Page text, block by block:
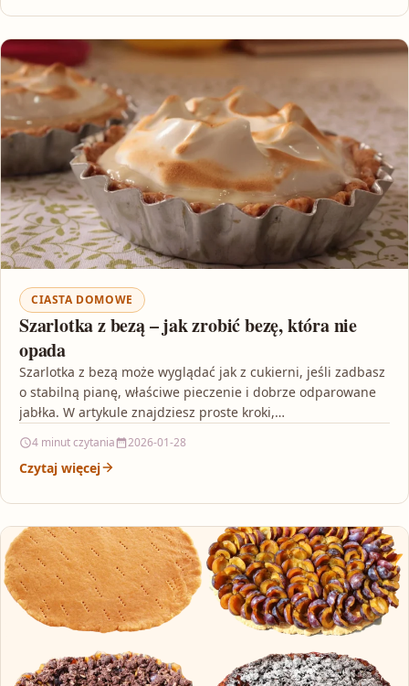
CIASTA DOMOWE
Szarlotka z bezą – jak zrobić bezę, która nie
opada
Szarlotka z bezą może wyglądać jak z cukierni, jeśli zadbasz
o stabilną pianę, właściwe pieczenie i dobrze odparowane
jabłka. W artykule znajdziesz proste kroki,…
4 minut czytania 2026-01-28
Czytaj więcej